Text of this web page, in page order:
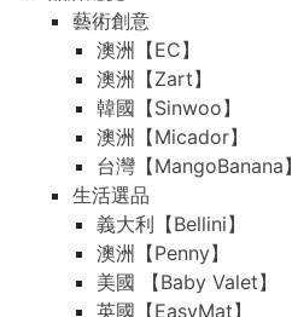
藝術創意
澳洲【EC】
澳洲【Zart】
韓國【Sinwoo】
澳洲【Micador】
台灣【MangoBanana】
生活選品
義大利【Bellini】
澳洲【Penny】
美國 【Baby Valet】
英國【EasyMat】